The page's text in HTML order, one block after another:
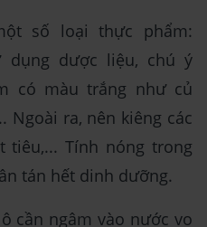
số loại thực phẩm:
dụng dược liệu, chú ý
có màu trắng như củ
Ngoài ra, nên kiêng các
tiêu,... Tính nóng trong
tán hết dinh dưỡng.
cần ngâm vào nước vo